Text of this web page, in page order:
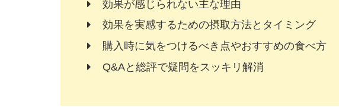
効果が感じられない主な理由
効果を実感するための摂取方法とタイミング
購入時に気をつけるべき点やおすすめの食べ方
Q&Aと総評で疑問をスッキリ解消